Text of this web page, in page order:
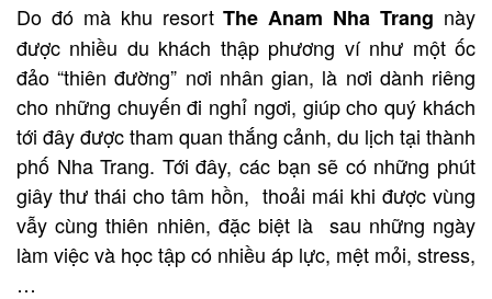
Do đó mà khu resortThe Anam Nha Trang này
được nhiều du khách thập phương ví như một ốc
đảo “thiên đường” nơi nhân gian, là nơi dành riêng
cho những chuyến đi nghỉ ngơi, giúp cho quý khách
tới đây được tham quan thắng cảnh, du lịch tại thành
phố Nha Trang. Tới đây, các bạn sẽ có những phút
giây thư thái cho tâm hồn, thoải mái khi được vùng
vẫy cùng thiên nhiên, đặc biệt là sau những ngày
làm việc và học tập có nhiều áp lực, mệt mỏi, stress,
…